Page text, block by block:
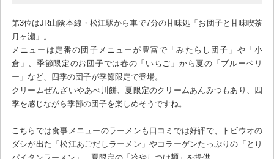
第3位はJR山陰本線・松江駅から車で7分の甘味処「お団子と甘味喫茶
月ヶ瀬」。
メニューは定番の団子メニューが豊富で「みたらし団子」や「小
倉」、季節限定のお団子では春の「いちご」から夏の「ブルーベリ
ー」など、四季の団子が季節限定で登場。
クリームぜんざいやあべ川餅、夏限定のクリームあんみつもあり、四
季を感じながら季節の団子を楽しめそうですね。
こちらでは食事メニューのラーメンも口コミでは好評で、トビウオの
ダシが出た「松江あごだしラーメン」やコラーゲンたっぷりの「とり